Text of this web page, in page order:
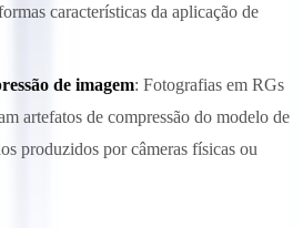
características da aplicação de
de imagem: Fotografias em RGs
artefatos de compressão do modelo de
produzidos por câmeras físicas ou